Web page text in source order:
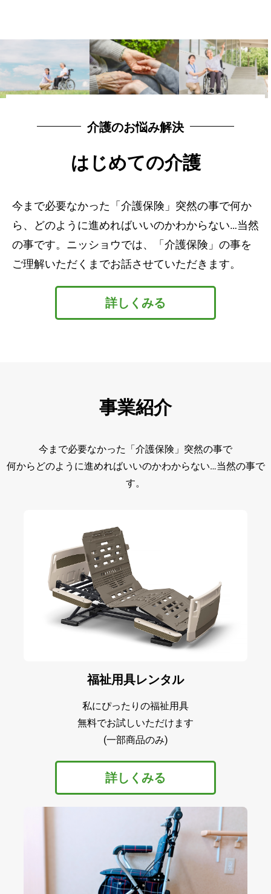
介護のお悩み解決
はじめての介護
今まで必要なかった「介護保険」突然の事で何か
ら、どのように進めればいいのかわからない…当然
の事です。ニッショウでは、「介護保険」の事を
ご理解いただくまでお話させていただきます。
詳しくみる
事業紹介
今まで必要なかった「介護保険」突然の事で
何からどのように進めればいいのかわからない…当然の事で
す。
福祉用具レンタル
私にぴったりの福祉用具
無料でお試しいただけます
(一部商品のみ)
詳しくみる